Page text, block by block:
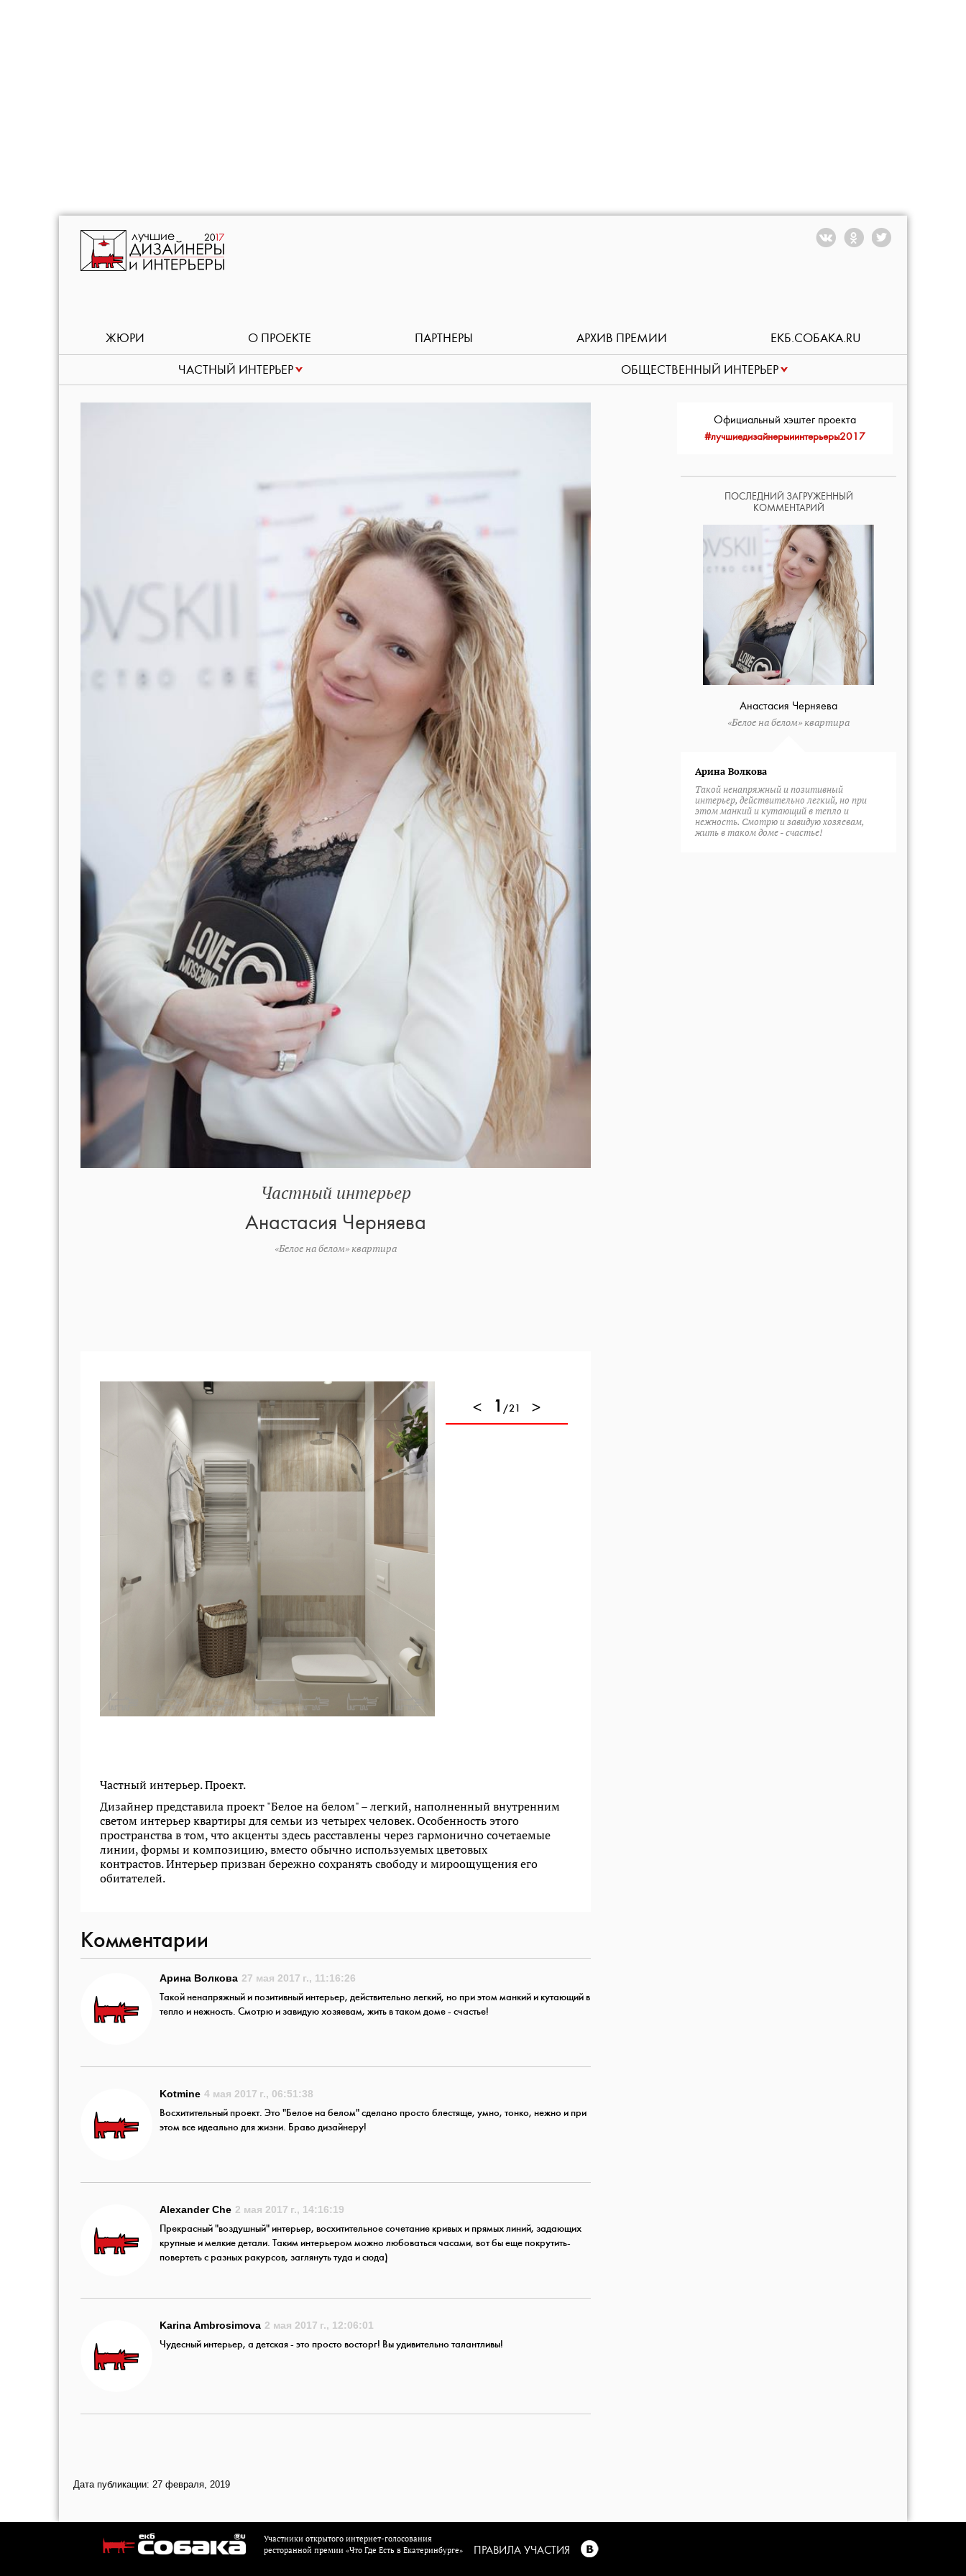
ЖЮРИ О ПРОЕКТЕ ПАРТНЕРЫ АРХИВ ПРЕМИИ ЕКБ.СОБАКА.RU
ЧАСТНЫЙ ИНТЕРЬЕР ОБЩЕСТВЕННЫЙ ИНТЕРЬЕР
Частный интерьер
Анастасия Черняева
«Белое на белом» квартира
1 /21
Частный интерьер. Проект.
Дизайнер представила проект "Белое на белом" – легкий, наполненный внутренним
светом интерьер квартиры для семьи из четырех человек. Особенность этого
пространства в том, что акценты здесь расставлены через гармонично сочетаемые
линии, формы и композицию, вместо обычно используемых цветовых
контрастов. Интерьер призван бережно сохранять свободу и мироощущения его
обитателей.
Комментарии
Арина Волкова 27 мая 2017 г., 11:16:26
Такой ненапряжный и позитивный интерьер, действительно легкий, но при этом манкий и кутающий в
тепло и нежность. Смотрю и завидую хозяевам, жить в таком доме - счастье!
Kotmine 4 мая 2017 г., 06:51:38
Восхитительный проект. Это "Белое на белом" сделано просто блестяще, умно, тонко, нежно и при
этом все идеально для жизни. Браво дизайнеру!
Alexander Che 2 мая 2017 г., 14:16:19
Прекрасный "воздушный" интерьер, восхитительное сочетание кривых и прямых линий, задающих
крупные и мелкие детали. Таким интерьером можно любоваться часами, вот бы еще покрутить-
повертеть с разных ракурсов, заглянуть туда и сюда)
Karina Ambrosimova 2 мая 2017 г., 12:06:01
Чудесный интерьер, а детская - это просто восторг! Вы удивительно талантливы!
Официальный хэштег проекта
#лучшиедизайнерыиинтерьеры2017
ПОСЛЕДНИЙ ЗАГРУЖЕННЫЙ
КОММЕНТАРИЙ
Анастасия Черняева
«Белое на белом» квартира
Арина Волкова
Такой ненапряжный и позитивный
интерьер, действительно легкий, но при
этом манкий и кутающий в тепло и
нежность. Смотрю и завидую хозяевам,
жить в таком доме - счастье!
Дата публикации: 27 февраля, 2019
Участники открытого интернет-голосования
ресторанной премии «Что Где Есть в Екатеринбурге»
ПРАВИЛА УЧАСТИЯ